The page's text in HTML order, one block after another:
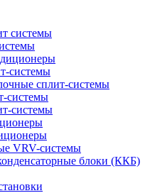
системы
системы
сплит-системы
системы
системы
VRV-системы
блоки (ККБ)